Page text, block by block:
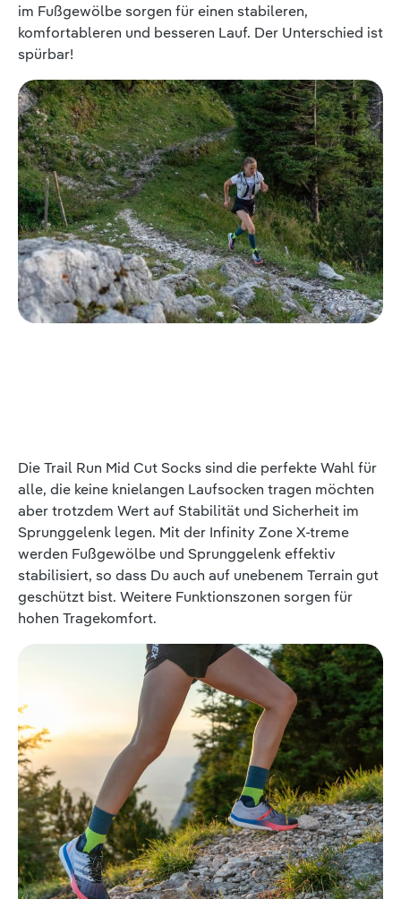
im Fußgewölbe sorgen für einen stabileren,
komfortableren und besseren Lauf. Der Unterschied ist
spürbar!
Die Trail Run Mid Cut Socks sind die perfekte Wahl für
alle, die keine knielangen Laufsocken tragen möchten
aber trotzdem Wert auf Stabilität und Sicherheit im
Sprunggelenk legen. Mit der Infinity Zone X-treme
werden Fußgewölbe und Sprunggelenk effektiv
stabilisiert, so dass Du auch auf unebenem Terrain gut
geschützt bist. Weitere Funktionszonen sorgen für
hohen Tragekomfort.